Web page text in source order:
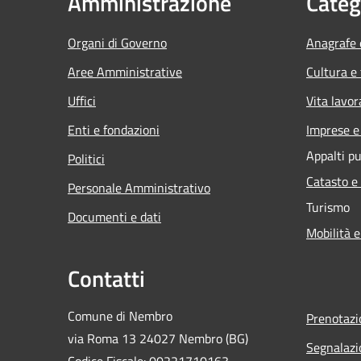
Organi di Governo
Aree Amministrative
Uffici
Enti e fondazioni
Politici
Personale Amministrativo
Documenti e dati
Cultura
Vita
Imprese
Appalti
Catasto
Turismo
Mobilità
Contatti
Comune di Nembro
via Roma 13 24027 Nembro (BG)